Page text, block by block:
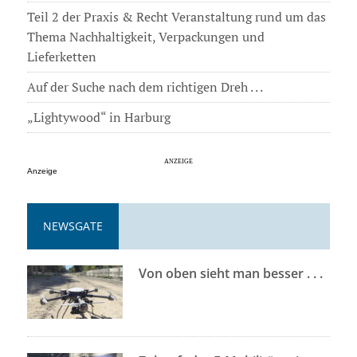
Teil 2 der Praxis & Recht Veranstaltung rund um das
Thema Nachhaltigkeit, Verpackungen und
Lieferketten
Auf der Suche nach dem richtigen Dreh . . .
„Lightywood“ in Harburg
Anzeige
NEWSGATE
Von oben sieht man besser . . .